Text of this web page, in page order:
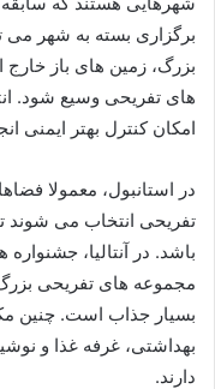
برگزاری بسته به شهر می
بزرگ، زمین های باز
های تفریحی وسیع شود.
امکان کنترل بهتر ایمنی
در استانبول، معمولا
تفریحی انتخاب می
باشد. در آنتالیا،
مجموعه های تفریحی
بسیار جذاب است. چنین
بهداشتی، غرفه غذا و
دارند.